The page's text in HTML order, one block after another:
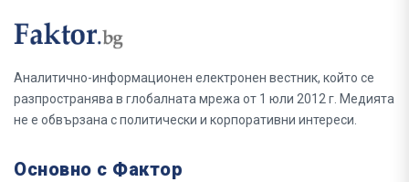
Аналитично-информационен електронен вестник, който се
разпространява в глобалната мрежа от 1 юли 2012 г. Медията
не е обвързана с политически и корпоративни интереси.
Основно с Фактор